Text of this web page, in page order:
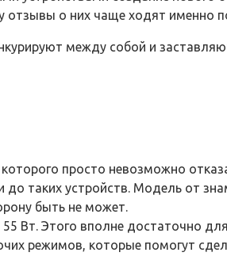
отзывы о них чаще ходят именно
между собой и
просто невозможно
таких устройств. Модель от
быть не может.
Вт. Этого вполне достаточно
режимов, которые помогут